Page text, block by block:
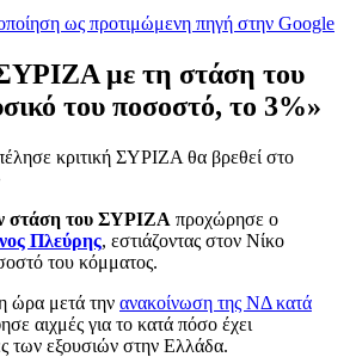
ως προτιμώμενη πηγή στην Google
με τη στάση του
του ποσοστό, το 3%»
κριτική ΣΥΡΙΖΑ θα βρεθεί στο
στάση του ΣΥΡΙΖΑ προχώρησε ο
Πλεύρης, εστιάζοντας στον Νίκο
του κόμματος.
ώρα μετά την ανακοίνωση της ΝΔ κατά
αιχμές για το κατά πόσο έχει
των εξουσιών στην Ελλάδα.